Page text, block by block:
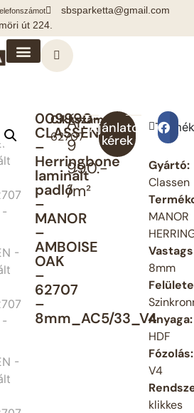
sbsparketta@gmail.com
út 224.
009990-
CLASSEN
–
Herringbone
laminált
padló
–
MANOR
–
AMBOISE
OAK
–
62707
–
8mm_AC5/33_V4
Cikkszám:
62707
Ár:
9
990.-
/m²
Ajánlatot
kérek
Gyártó:
Classen
MANOR
8mm
Anyaga:
HDF
Fózolás:
V4
klikkes